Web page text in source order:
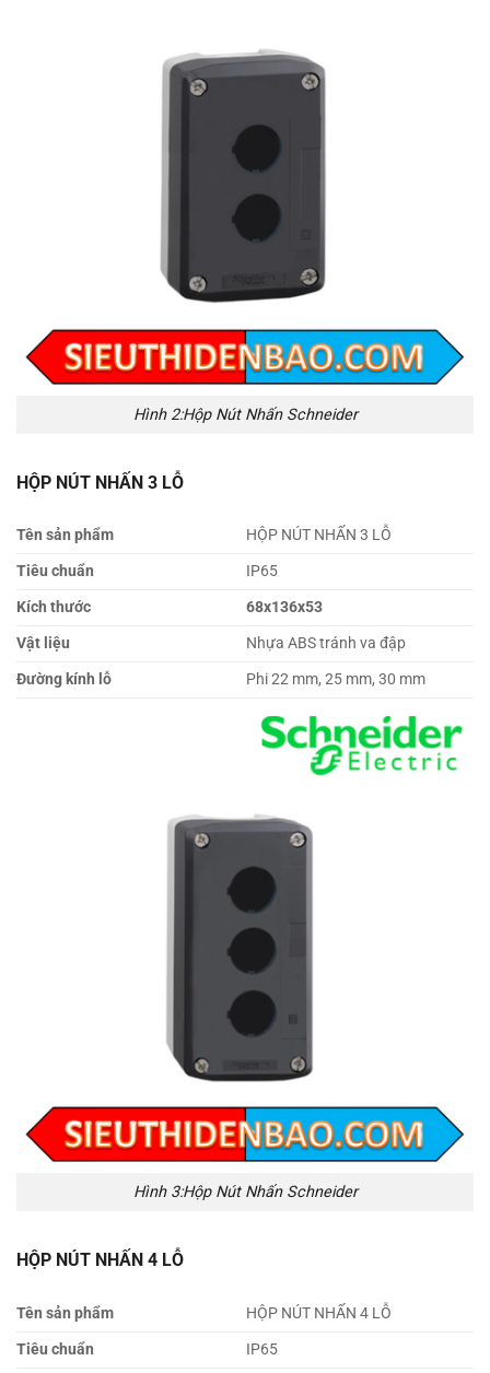
Hình 2:Hộp Nút Nhấn Schneider
HỘP NÚT NHẤN 3 LỖ
Tên sản phẩm
HỘP NÚT NHẤN 3 LỖ
Tiêu chuẩn
IP65
Kích thước
68x136x53
Vật liệu
Nhựa ABS tránh va đập
Đường kính lỗ
Phi 22 mm, 25 mm, 30 mm
Hình 3:Hộp Nút Nhấn Schneider
HỘP NÚT NHẤN 4 LỖ
Tên sản phẩm
HỘP NÚT NHẤN 4 LỖ
Tiêu chuẩn
IP65